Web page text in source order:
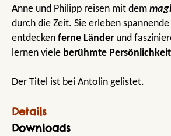
Anne und Philipp reisen mit dem
durch die Zeit. Sie erleben spannende
entdecken ferne Länder und
lernen viele berühmte
Der Titel ist bei Antolin gelistet.
Details
Downloads